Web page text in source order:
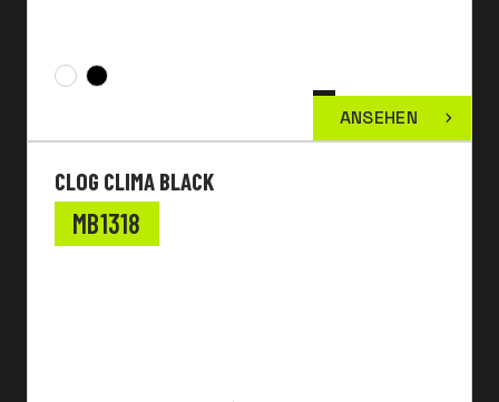
ANSEHEN
CLOG CLIMA BLACK
MB1318